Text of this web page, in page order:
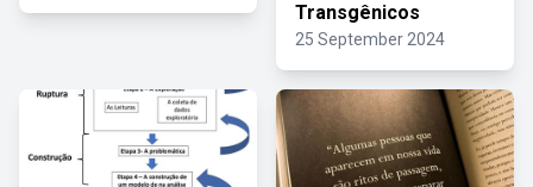
Transgênicos
25 September 2024